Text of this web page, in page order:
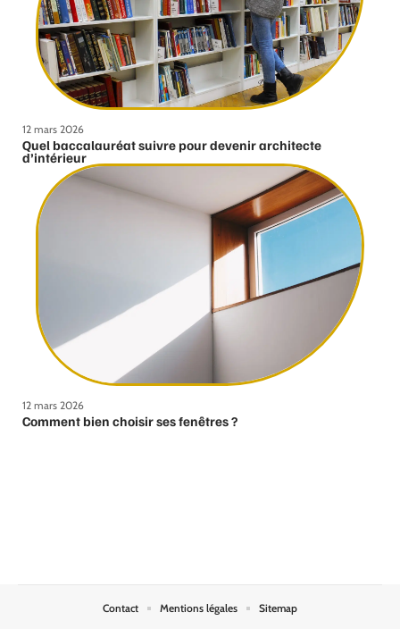
12 mars 2026
Quel baccalauréat suivre pour devenir architecte
d’intérieur
12 mars 2026
Comment bien choisir ses fenêtres ?
Contact Mentions légales Sitemap